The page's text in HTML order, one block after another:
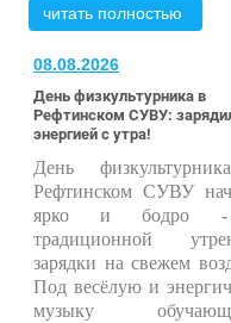
читать полностью
08.08.2026
День физкультурника в
Рефтинском СУВУ:
энергией с утра!
День
Рефтинском СУВУ
ярко и бодро
традиционной
зарядки на свежем
Под весёлую и
музыку